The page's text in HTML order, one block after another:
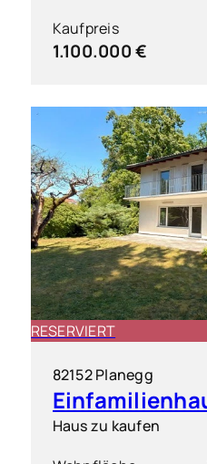
Kaufpreis
1.100.000 €
RESERVIERT
82152 Planegg
Haus zu kaufen